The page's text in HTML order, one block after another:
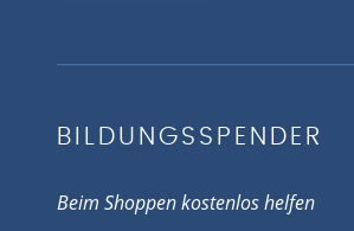
BILDUNGSSPENDER
Beim Shoppen kostenlos helfen